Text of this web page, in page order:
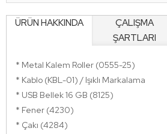
ÜRÜN HAKKINDA
ÇALIŞMA
ŞARTLARI
* Metal Kalem Roller (0555-25)
* Kablo (KBL-01) / Işıklı Markalama
* USB Bellek 16 GB (8125)
* Fener (4230)
* Çakı (4284)